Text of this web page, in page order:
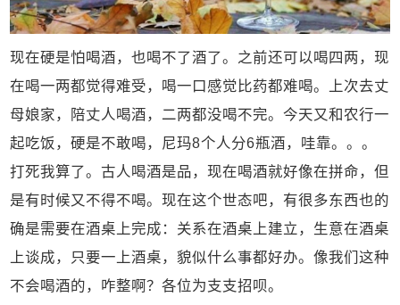
现在硬是怕喝酒，也喝不了酒了。之前还可以喝四两，现
在喝一两都觉得难受，喝一口感觉比药都难喝。上次去丈
母娘家，陪丈人喝酒，二两都没喝不完。今天又和农行一
起吃饭，硬是不敢喝，尼玛8个人分6瓶酒，哇靠。。。
打死我算了。古人喝酒是品，现在喝酒就好像在拼命，但
是有时候又不得不喝。现在这个世态吧，有很多东西也的
确是需要在酒桌上完成：关系在酒桌上建立，生意在酒桌
上谈成，只要一上酒桌，貌似什么事都好办。像我们这种
不会喝酒的，咋整啊？各位为支支招呗。